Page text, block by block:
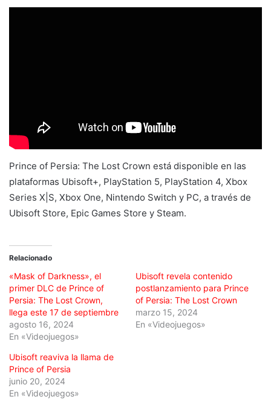
Prince of Persia: The Lost Crown está disponible en las
plataformas Ubisoft+, PlayStation 5, PlayStation 4, Xbox
Series X|S, Xbox One, Nintendo Switch y PC, a través de
Ubisoft Store, Epic Games Store y Steam.
Relacionado
«Mask of Darkness», el
primer DLC de Prince of
Persia: The Lost Crown,
llega este 17 de septiembre
agosto 16, 2024
En «Videojuegos»
Ubisoft revela contenido
postlanzamiento para Prince
of Persia: The Lost Crown
marzo 15, 2024
En «Videojuegos»
Ubisoft reaviva la llama de
Prince of Persia
junio 20, 2024
En «Videojuegos»